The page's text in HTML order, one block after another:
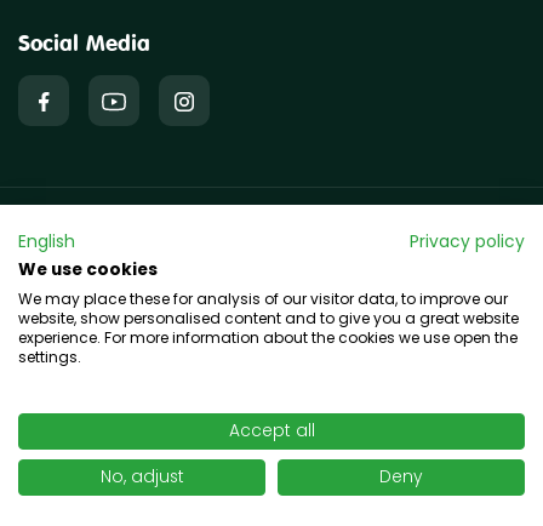
Social Media
English
Privacy policy
We use cookies
We may place these for analysis of our visitor data, to improve our
website, show personalised content and to give you a great website
experience. For more information about the cookies we use open the
settings.
Accept all
No, adjust
Deny